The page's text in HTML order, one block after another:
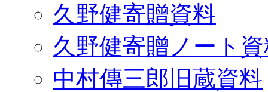
久野健寄贈資料
久野健寄贈ノート
中村傳三郎旧蔵資料